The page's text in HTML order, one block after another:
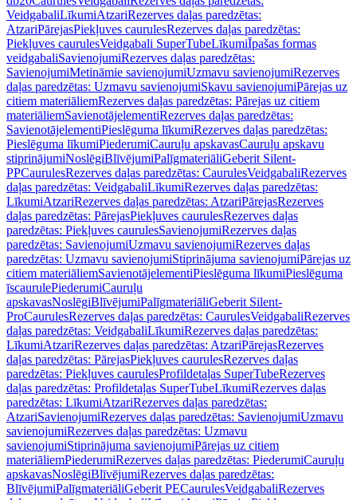
VeidgabaliLīkumiAtzariRezerves daļas paredzētas:
AtzariPārejasPiekļuves caurulesRezerves daļas paredzētas:
Piekļuves caurulesVeidgabali SuperTubeLīkumiĪpašas formas
veidgabaliSavienojumiRezerves daļas paredzētas:
SavienojumiMetināmie savienojumiUzmavu savienojumiRezerves
daļas paredzētas: Uzmavu savienojumiSkavu savienojumiPārejas uz
citiem materiāliemRezerves daļas paredzētas: Pārejas uz citiem
materiāliemSavienotājelementiRezerves daļas paredzētas:
SavienotājelementiPieslēguma līkumiRezerves daļas paredzētas:
Pieslēguma līkumiPiederumiCauruļu apskavasCauruļu apskavu
stiprinājumiNoslēgiBlīvējumiPalīgmateriāliGeberit Silent-
PPCaurulesRezerves daļas paredzētas: CaurulesVeidgabaliRezerves
daļas paredzētas: VeidgabaliLīkumiRezerves daļas paredzētas:
LīkumiAtzariRezerves daļas paredzētas: AtzariPārejasRezerves
daļas paredzētas: PārejasPiekļuves caurulesRezerves daļas
paredzētas: Piekļuves caurulesSavienojumiRezerves daļas
paredzētas: SavienojumiUzmavu savienojumiRezerves daļas
paredzētas: Uzmavu savienojumiStiprinājuma savienojumiPārejas uz
citiem materiāliemSavienotājelementiPieslēguma līkumiPieslēguma
īscaurulePiederumiCauruļu
apskavasNoslēgiBlīvējumiPalīgmateriāliGeberit Silent-
ProCaurulesRezerves daļas paredzētas: CaurulesVeidgabaliRezerves
daļas paredzētas: VeidgabaliLīkumiRezerves daļas paredzētas:
LīkumiAtzariRezerves daļas paredzētas: AtzariPārejasRezerves
daļas paredzētas: PārejasPiekļuves caurulesRezerves daļas
paredzētas: Piekļuves caurulesProfildetaļas SuperTubeRezerves
daļas paredzētas: Profildetaļas SuperTubeLīkumiRezerves daļas
paredzētas: LīkumiAtzariRezerves daļas paredzētas:
AtzariSavienojumiRezerves daļas paredzētas: SavienojumiUzmavu
savienojumiRezerves daļas paredzētas: Uzmavu
savienojumiStiprinājuma savienojumiPārejas uz citiem
materiāliemPiederumiRezerves daļas paredzētas: PiederumiCauruļu
apskavasNoslēgiBlīvējumiRezerves daļas paredzētas:
BlīvējumiPalīgmateriāliGeberit PECaurulesVeidgabaliRezerves